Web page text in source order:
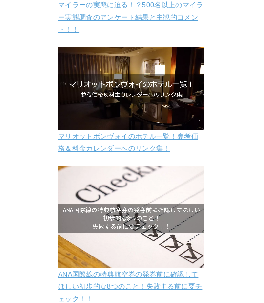
マイラーの実態に迫る！？500名以上のマイラ
ー実態調査のアンケート結果と主観的コメン
ト！！
マリオットボンヴォイのホテル一覧！参考価
格＆料金カレンダーへのリンク集！
ANA国際線の特典航空券の発券前に確認して
ほしい初歩的な8つのこと！失敗する前に要チ
ェック！！